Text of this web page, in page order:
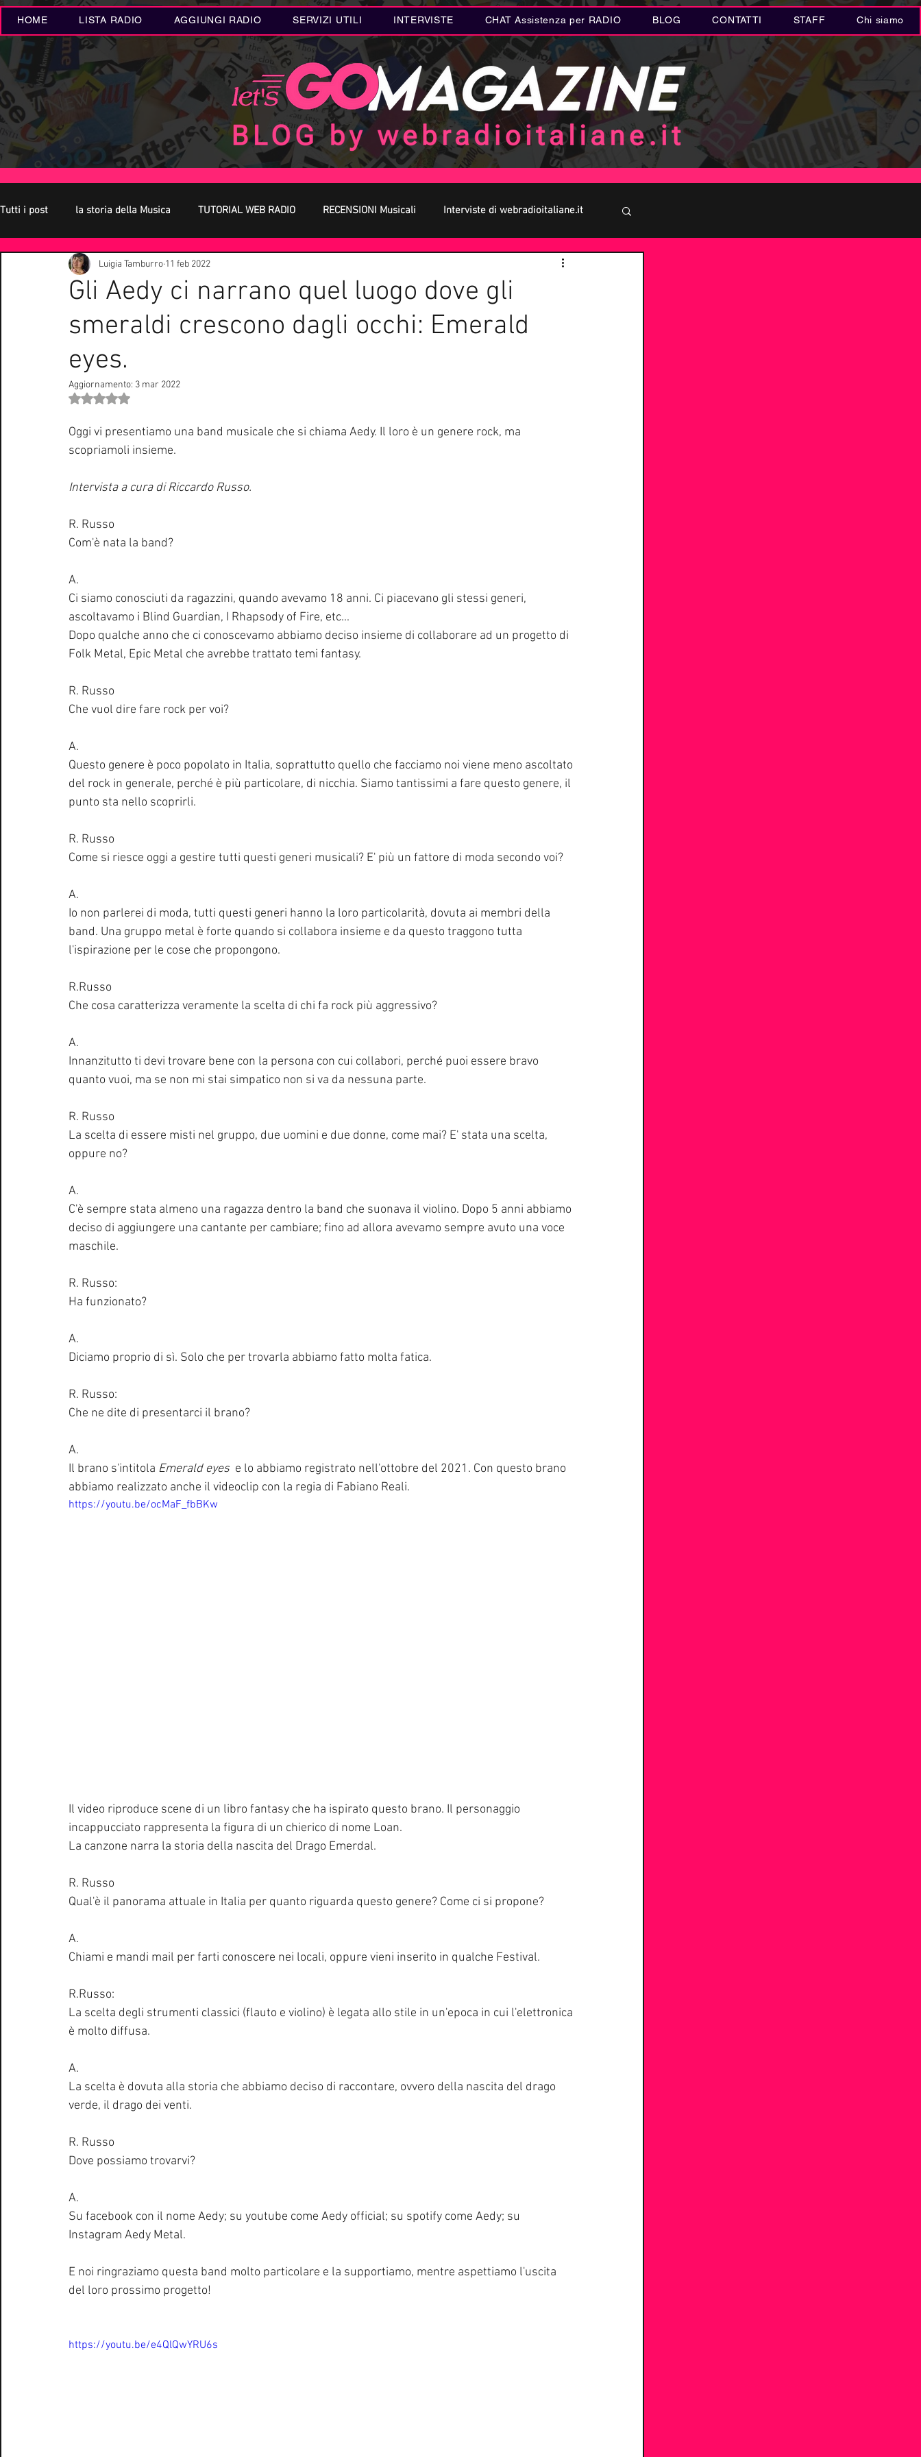
HOME LISTA RADIO AGGIUNGI RADIO SERVIZI UTILI INTERVISTE CHAT Assistenza per RADIO BLOG CONTATTI STAFF Chi siamo
Tutti i post la storia della Musica TUTORIAL WEB RADIO RECENSIONI Musicali Interviste di webradioitaliane.it
Oroscopo Concerti Live Eventi MUSICA Letteratura
Curiosità Radio Novità RADIO Playlist Festival di Sanremo Arte REPORT
EUROVISION SONG CONTEST
Notizie Musica Consigli Life Coaching Intervista alla RADIO Anniversari
Gli Aedy ci narrano quel luogo dove gli
smeraldi crescono dagli occhi: Emerald
eyes.
Luigia Tamburro 11 feb 2022
Aggiornamento: 3 mar 2022
Valutazione NaN stelle su 5.
Oggi vi presentiamo una band musicale che si chiama Aedy. Il loro è un genere rock, ma
scopriamoli insieme.
Intervista a cura di Riccardo Russo.
R. Russo
Com'è nata la band?
A.
Ci siamo conosciuti da ragazzini, quando avevamo 18 anni. Ci piacevano gli stessi generi,
ascoltavamo i Blind Guardian, I Rhapsody of Fire, etc...
Dopo qualche anno che ci conoscevamo abbiamo deciso insieme di collaborare ad un progetto di
Folk Metal, Epic Metal che avrebbe trattato temi fantasy.
R. Russo
Che vuol dire fare rock per voi?
A.
Questo genere è poco popolato in Italia, soprattutto quello che facciamo noi viene meno ascoltato
del rock in generale, perché è più particolare, di nicchia. Siamo tantissimi a fare questo genere, il
punto sta nello scoprirli.
R. Russo
Come si riesce oggi a gestire tutti questi generi musicali? E' più un fattore di moda secondo voi?
A.
Io non parlerei di moda, tutti questi generi hanno la loro particolarità, dovuta ai membri della
band. Una gruppo metal è forte quando si collabora insieme e da questo traggono tutta
l'ispirazione per le cose che propongono.
R.Russo
Che cosa caratterizza veramente la scelta di chi fa rock più aggressivo?
A.
Innanzitutto ti devi trovare bene con la persona con cui collabori, perché puoi essere bravo
quanto vuoi, ma se non mi stai simpatico non si va da nessuna parte.
R. Russo
La scelta di essere misti nel gruppo, due uomini e due donne, come mai? E' stata una scelta,
oppure no?
A.
C'è sempre stata almeno una ragazza dentro la band che suonava il violino. Dopo 5 anni abbiamo
deciso di aggiungere una cantante per cambiare; fino ad allora avevamo sempre avuto una voce
maschile.
R. Russo:
Ha funzionato?
A.
Diciamo proprio di sì. Solo che per trovarla abbiamo fatto molta fatica.
R. Russo:
Che ne dite di presentarci il brano?
A.
Il brano s'intitola Emerald eyes e lo abbiamo registrato nell'ottobre del 2021. Con questo brano
abbiamo realizzato anche il videoclip con la regia di Fabiano Reali.
https://youtu.be/ocMaF_fbBKw
Il video riproduce scene di un libro fantasy che ha ispirato questo brano. Il personaggio
incappucciato rappresenta la figura di un chierico di nome Loan.
La canzone narra la storia della nascita del Drago Emerdal.
R. Russo
Qual'è il panorama attuale in Italia per quanto riguarda questo genere? Come ci si propone?
A.
Chiami e mandi mail per farti conoscere nei locali, oppure vieni inserito in qualche Festival.
R.Russo:
La scelta degli strumenti classici (flauto e violino) è legata allo stile in un'epoca in cui l'elettronica
è molto diffusa.
A.
La scelta è dovuta alla storia che abbiamo deciso di raccontare, ovvero della nascita del drago
verde, il drago dei venti.
R. Russo
Dove possiamo trovarvi?
A.
Su facebook con il nome Aedy; su youtube come Aedy official; su spotify come Aedy; su
Instagram Aedy Metal.
E noi ringraziamo questa band molto particolare e la supportiamo, mentre aspettiamo l'uscita
del loro prossimo progetto!
https://youtu.be/e4QlQwYRU6s